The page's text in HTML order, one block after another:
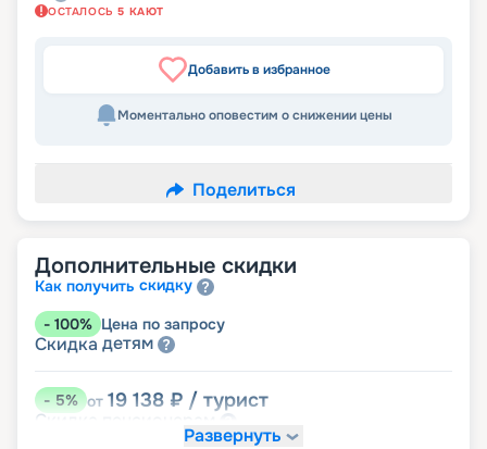
ОСТАЛОСЬ 5 КАЮТ
Добавить в избранное
Моментально оповестим о снижении цены
Поделиться
Дополнительные скидки
Как получить скидку
- 100% Цена по запросу
Скидка детям
-5% от 19 138 ₽ / турист
Скидка
Развернуть